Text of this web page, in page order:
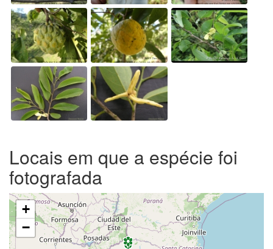
Locais em que a espécie foi
fotografada
+
−